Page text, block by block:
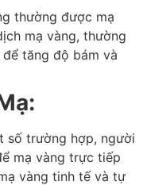
thường được mạ
mạ vàng, thường
tăng độ bám và
số trường hợp, người
mạ vàng trực tiếp
vàng tinh tế và tự